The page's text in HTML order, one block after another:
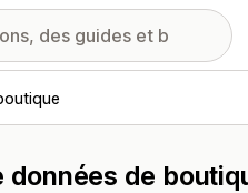
données de